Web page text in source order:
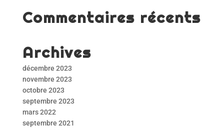
Commentaires récents
Archives
décembre 2023
novembre 2023
octobre 2023
septembre 2023
mars 2022
septembre 2021